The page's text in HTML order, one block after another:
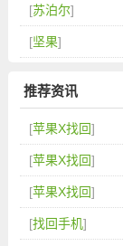
[苏泊尔]
[坚果]
推荐资讯
[苹果X找回]
[苹果X找回]
[苹果X找回]
[找回手机]